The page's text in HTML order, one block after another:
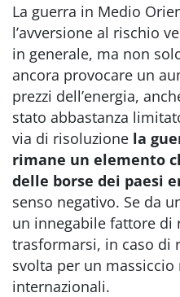
La guerra in Medio
l’avversione al rischio
in generale, ma non
ancora provocare un
prezzi dell’energia,
stato abbastanza
via di risoluzione la
rimane un elemento
delle borse dei paesi
senso negativo. Se da
un innegabile fattore di
trasformarsi, in caso di
svolta per un
internazionali.